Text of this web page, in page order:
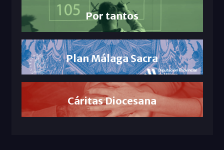
Por tantos
Plan Málaga Sacra
Cáritas Diocesana